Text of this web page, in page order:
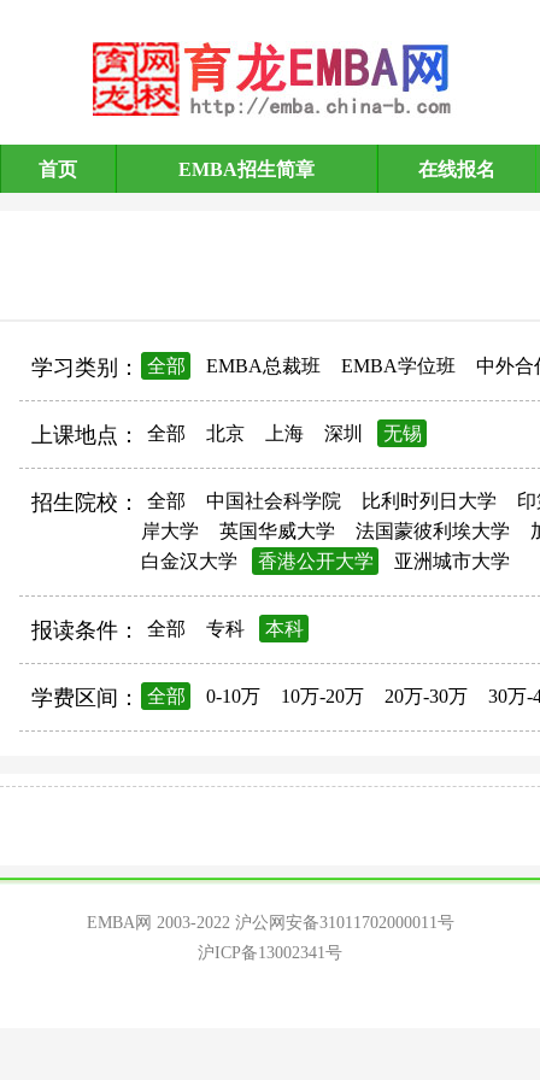
EMBA招生简章
首页 EMBA招生简章 在线报名
学习类别： 全部 EMBA总裁班 EMBA学位班 中外合
上课地点： 全部 北京 上海 深圳 无锡
招生院校： 全部 中国社会科学院 比利时列日大学
岸大学
英国华威大学 法国蒙彼利埃大学
白金汉大学
香港公开大学 亚洲城市大学
报读条件： 全部 专科 本科
学费区间： 全部 0-10万 10万-20万 20万-30万 30万-
EMBA网 2003-2022 沪公网安备31011702000011号
沪ICP备13002341号